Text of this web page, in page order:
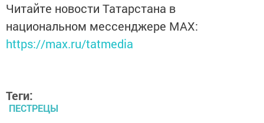
Читайте новости Татарстана в
национальном мессенджере MАХ:
https://max.ru/tatmedia
Теги:
ПЕСТРЕЦЫ